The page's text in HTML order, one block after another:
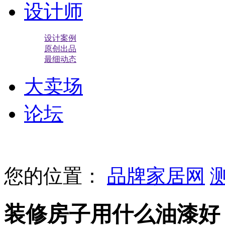
设计师
设计案例
原创出品
最细动态
大卖场
论坛
您的位置： 品牌家居网
装修房子用什么油漆好